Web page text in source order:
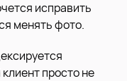
исправить
менять фото.
просто не